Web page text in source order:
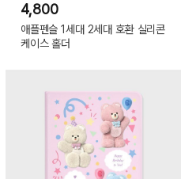
4,800
애플펜슬 1세대 2세대 호환 실리콘
케이스 홀더